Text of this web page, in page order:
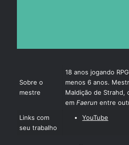
Sobre o
mestre
18 anos jogando
menos 6 anos.
Maldição de Strahd,
emFaerun entre
Links com
seu trabalho
YouTube